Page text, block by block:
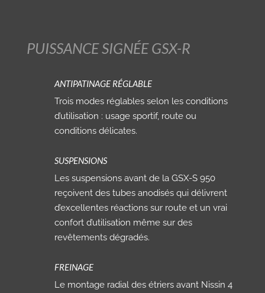
PUISSANCE SIGNÉE GSX-R
ANTIPATINAGE RÉGLABLE
Trois modes réglables selon les conditions
d’utilisation : usage sportif, route ou
conditions délicates.
SUSPENSIONS
Les suspensions avant de la GSX-S 950
reçoivent des tubes anodisés qui délivrent
d’excellentes réactions sur route et un vrai
confort d’utilisation même sur des
revêtements dégradés.
FREINAGE
Le montage radial des étriers avant Nissin 4